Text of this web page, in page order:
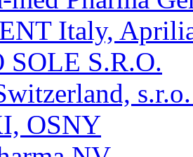
Italy,
SOLE S.R.O.
OSNY